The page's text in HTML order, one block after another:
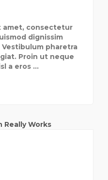
amet, consectetur
dignissim
pharetra
Proin ut neque
a eros ...